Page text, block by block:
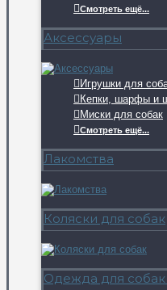
Смотреть ещё...
Аксессуары
Игрушки для
Кепки, шарфы и
Миски для собак
Смотреть ещё...
Лакомства
Коляски для собак
Одежда для